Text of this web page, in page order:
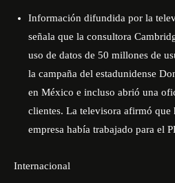
Información difundida por la
señala que la consultora
uso de datos de 50 millones de
la campaña del estadunidense
en México e incluso abrió una
clientes. La televisora afirmó que
empresa había trabajado para el
Internacional